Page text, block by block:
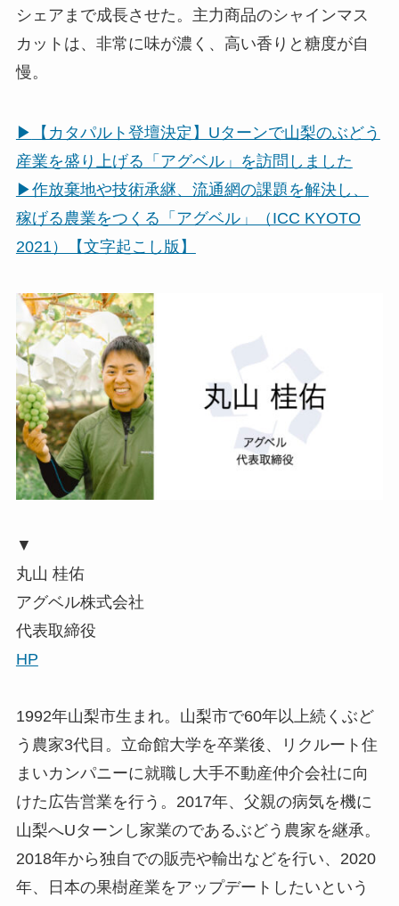
シェアまで成長させた。主力商品のシャインマス
カットは、非常に味が濃く、高い香りと糖度が自
慢。
▶︎
【カタパルト登壇決定】Uターンで山梨のぶどう
産業を盛り上げる「アグベル」を訪問しました
▶︎作放棄地や技術承継、流通網の課題を解決し、
稼げる農業をつくる「アグベル」（ICC KYOTO
2021）【文字起こし版】
▼
丸山 桂佑
アグベル株式会社
代表取締役
HP
1992年山梨市生まれ。山梨市で60年以上続くぶど
う農家3代目。立命館大学を卒業後、リクルート住
まいカンパニーに就職し大手不動産仲介会社に向
けた広告営業を行う。2017年、父親の病気を機に
山梨へUターンし家業のであるぶどう農家を継承。
2018年から独自での販売や輸出などを行い、2020
年、日本の果樹産業をアップデートしたいという